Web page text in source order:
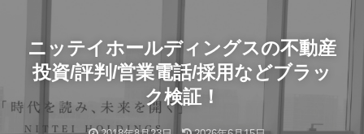
ニッテイホールディングスの不動産
投資/評判/営業電話/採用などブラッ
ク検証！